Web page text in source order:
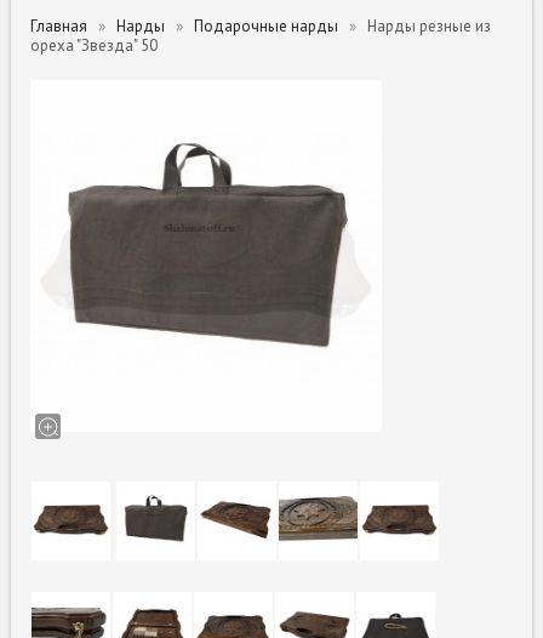
Главная Нарды Подарочные нарды
Нарды резные из
ореха "Звезда" 50